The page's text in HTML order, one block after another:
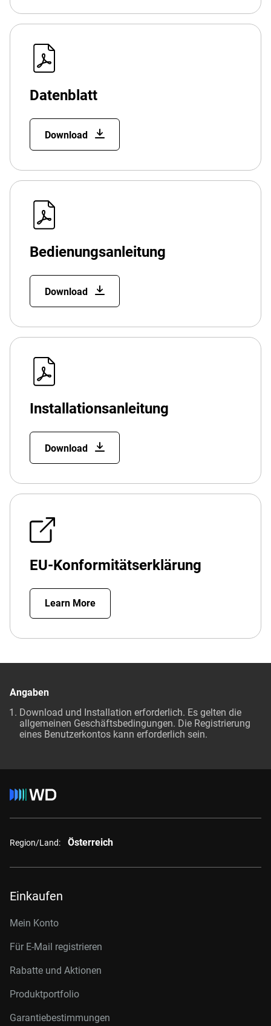
Datenblatt
Download
Bedienungsanleitung
Download
Installationsanleitung
Download
EU-Konformitätserklärung
Learn More
Angaben
Download und Installation erforderlich. Es gelten die
allgemeinen Geschäftsbedingungen. Die Registrierung
eines Benutzerkontos kann erforderlich sein.
Region/Land: Österreich
Einkaufen
Mein Konto
Für E-Mail registrieren
Rabatte und Aktionen
Produktportfolio
Garantiebestimmungen